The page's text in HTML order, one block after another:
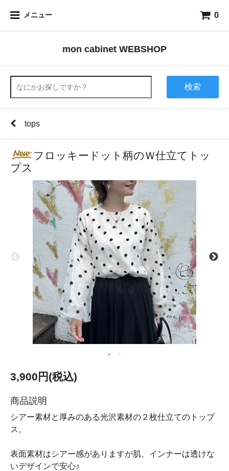
メニュー 0
mon cabinet WEBSHOP
検索
tops
フロッキードット柄のＷ仕立てトッ
プス
3,900円(税込)
商品説明
シアー素材と厚みのある光沢素材の２枚仕立てのトップ
ス。
表面素材はシアー感がありますが肌、インナーは透けな
いデザインで安心♪